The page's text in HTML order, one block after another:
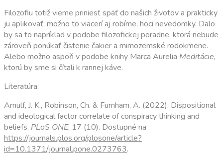
Filozofiu totiž vieme priniesť späť do našich životov a prakticky
ju aplikovať, možno to viacerí aj robíme, hoci nevedomky. Dalo
by sa to napríklad v podobe filozofickej poradne, ktorá nebude
zároveň ponúkať čistenie čakier a mimozemské rodokmene.
Alebo možno aspoň v podobe knihy Marca Aurelia Meditácie,
ktorú by sme si čítali k rannej káve.
Literatúra:
Arnulf, J. K., Robinson, Ch. & Furnham, A. (2022). Dispositional
and ideological factor correlate of conspiracy thinking and
beliefs. PLoS ONE, 17 (10). Dostupné na
https://journals.plos.org/plosone/article?
id=10.1371/journal.pone.0273763.